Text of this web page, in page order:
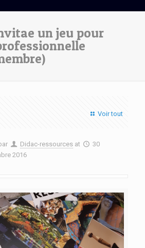
un jeu pour
Voir tout
Didac-ressources at
30
2016